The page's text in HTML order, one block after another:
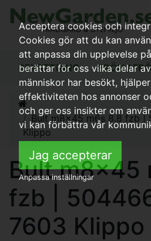
BEVATTNING FRÖN /
Bult m8x45 m6s 8.8 fzb |
Klippo
Bult m8x45
fzb |
7603 Klippo
Acceptera cookies och
Cookies gör att du kan
att anpassa din upplevelse
berättar för oss vilka delar
människor har besökt,
effektiviteten hos annonser
och ger oss insikter om
vi kan förbättra vår
Jag accepterar
Anpassa inställningar